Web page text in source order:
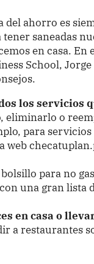
del ahorro es
saneadas
en casa. En
School,
los servicios
eliminarlo o
para
web
para no
una gran lista
en casa o
a restaurantes